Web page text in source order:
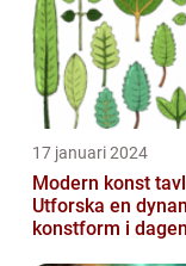
17 januari 2024
Modern konst
Utforska en
konstform i